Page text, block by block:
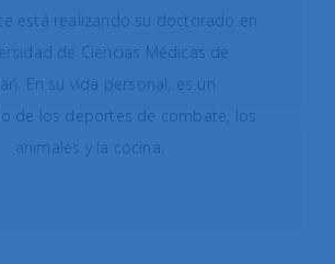
está realizando su doctorado en
de Ciencias Médicas de
En su vida personal, es un
de los deportes de combate, los
animales y la cocina.